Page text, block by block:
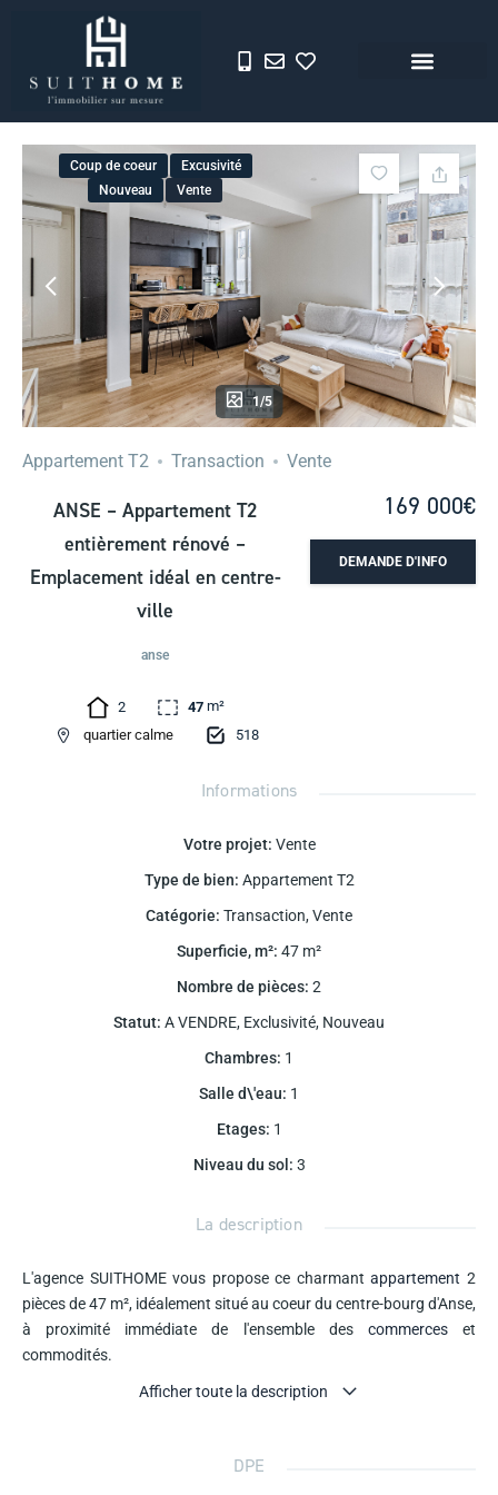
Coup de coeur
Excusivité
Nouveau
Vente
1/5
Appartement T2 Transaction Vente
ANSE – Appartement T2
entièrement rénové –
Emplacement idéal en centre-
ville
anse
2 47m²
quartier calme
518
169 000€
DEMANDE D'INFO
Informations
Votre projet: Vente
Type de bien: Appartement T2
Catégorie: Transaction,Vente
Superficie, m²: 47 m²
Nombre de pièces: 2
Statut: A VENDRE, Exclusivité, Nouveau
Chambres: 1
Salle d\'eau: 1
Etages: 1
Niveau du sol : 3
La description
L'agence SUITHOME vous propose ce charmantappartement 2
pièces de 47 m², idéalement situé au coeur du centre-bourg d'Anse,
à proximité immédiate de l'ensemble des commerceset
commodités.
se compose d'une belle pièce de vie lumineuse,
Afficher toute la description
DPE